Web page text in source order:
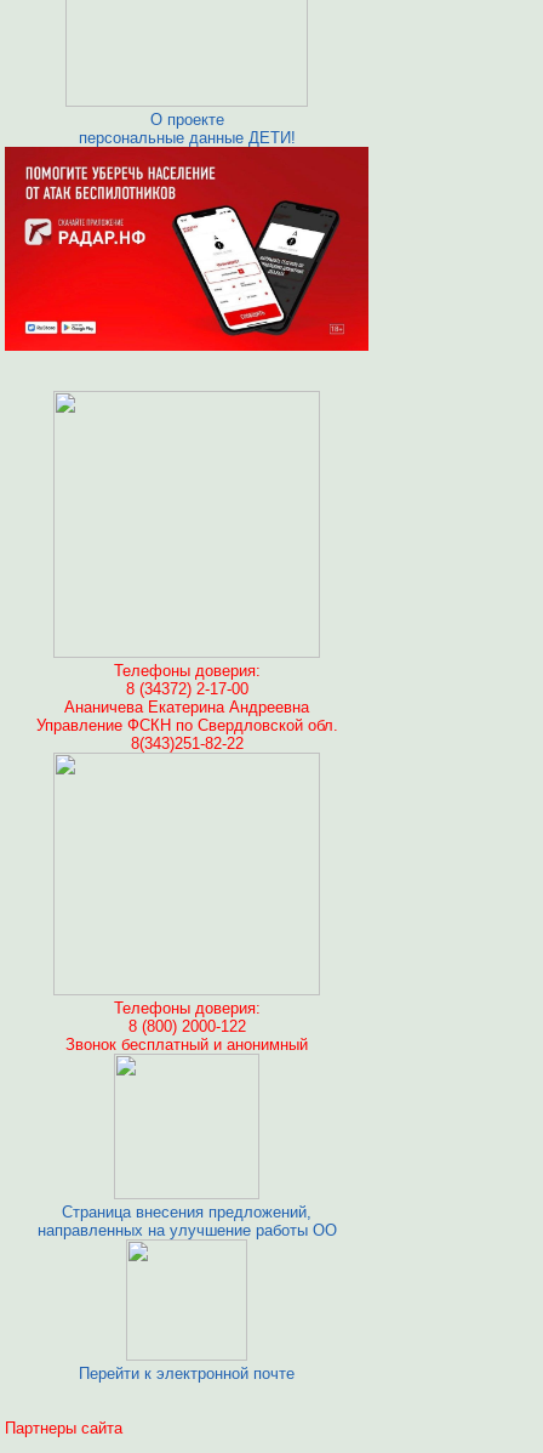
О проекте
персональные данные ДЕТИ!
Телефоны доверия:
8 (34372) 2-17-00
Ананичева Екатерина Андреевна
Управление ФСКН по Свердловской обл.
8(343)251-82-22
Телефоны доверия:
8 (800) 2000-122
Звонок бесплатный и анонимный
Страница внесения предложений,
направленных на улучшение работы ОО
Перейти к электронной почте
Партнеры сайта